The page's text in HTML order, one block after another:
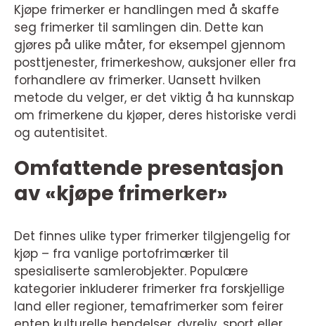
Kjøpe frimerker er handlingen med å skaffe
seg frimerker til samlingen din. Dette kan
gjøres på ulike måter, for eksempel gjennom
posttjenester, frimerkeshow, auksjoner eller fra
forhandlere av frimerker. Uansett hvilken
metode du velger, er det viktig å ha kunnskap
om frimerkene du kjøper, deres historiske verdi
og autentisitet.
Omfattende presentasjon
av «kjøpe frimerker»
Det finnes ulike typer frimerker tilgjengelig for
kjøp – fra vanlige portofrimærker til
spesialiserte samlerobjekter. Populære
kategorier inkluderer frimerker fra forskjellige
land eller regioner, temafrimerker som feirer